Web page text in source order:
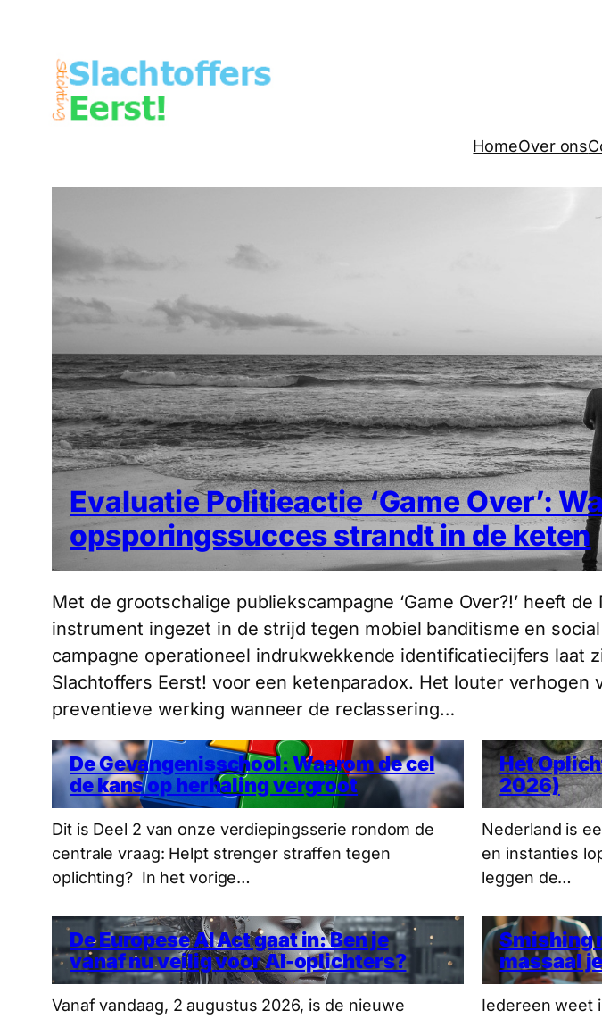
HomeOver ons
Evaluatie Politieactie ‘Game Over’:
opsporingssucces strandt in de keten
Met de grootschalige publiekscampagne ‘Game Over?!’ heeft
instrument ingezet in de strijd tegen mobiel banditisme en
campagne operationeel indrukwekkende identificatiecijfers laat
Slachtoffers Eerst! voor een ketenparadox. Het louter verhogen
preventieve werking wanneer de reclassering…
De Gevangenisschool: Waarom de cel
de kans op herhaling vergroot
Dit is Deel 2 van onze verdiepingsserie rondom de
centrale vraag: Helpt strenger straffen tegen
oplichting? In het vorige…
Het
2026)
Nederland is
en instanties
leggen de…
De Europese AI Act gaat in: Ben je
vanaf nu veilig voor AI-oplichters?
Vanaf vandaag, 2 augustus 2026, is de nieuwe
Smishing
massaal
Iedereen weet